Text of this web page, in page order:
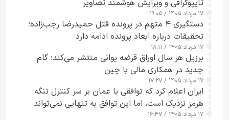
تایپوگرافی و ویرایش هوشمند تصاویر
۱۷ مرداد ۱۴۰۵ / ۱۹:۰۵
دستگیری ۴ متهم در پرونده قتل حمیدرضا رجب‌زاده؛
تحقیقات درباره ابعاد پرونده ادامه دارد
۱۷ مرداد ۱۴۰۵ / ۱۸:۱۱
برزیل هر سال اوراق قرضه یوانی منتشر می‌کند؛ گام
جدید در همکاری مالی با چین
۱۷ مرداد ۱۴۰۵ / ۱۷:۲۷
ایران اعلام کرد که توافقی با عمان بر سر کنترل تنگه
هرمز نزدیک است، اما این توافق به تنهایی نمی‌تواند
آبراه را آزاد کند
۱۷ مرداد ۱۴۰۵ / ۱۶:۴۷